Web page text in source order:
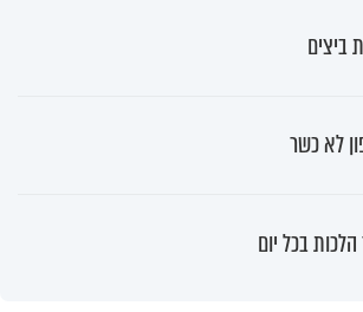
ביצים
לא כשר
הלכות בכל יום